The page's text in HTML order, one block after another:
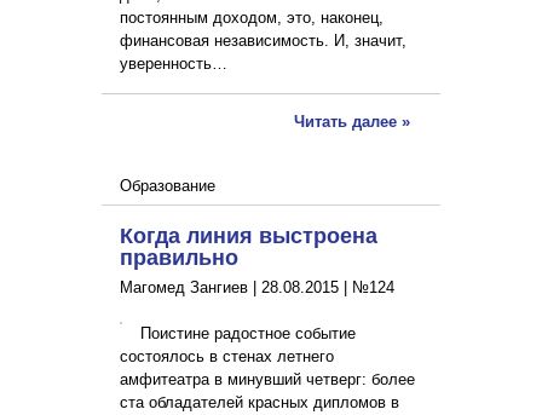
постоянным доходом, это, наконец,
финансовая независимость. И, значит,
уверенность…
Читать далее »
Образование
Когда линия выстроена
правильно
Магомед Зангиев | 28.08.2015 №124
Поистине радостное событие
состоялось в стенах летнего
амфитеатра в минувший четверг: более
ста обладателей красных дипломов в